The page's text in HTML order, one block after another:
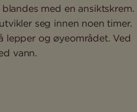
med en ansiktskrem.
seg innen noen timer.
lepper og øyeområdet. Ved
vann.